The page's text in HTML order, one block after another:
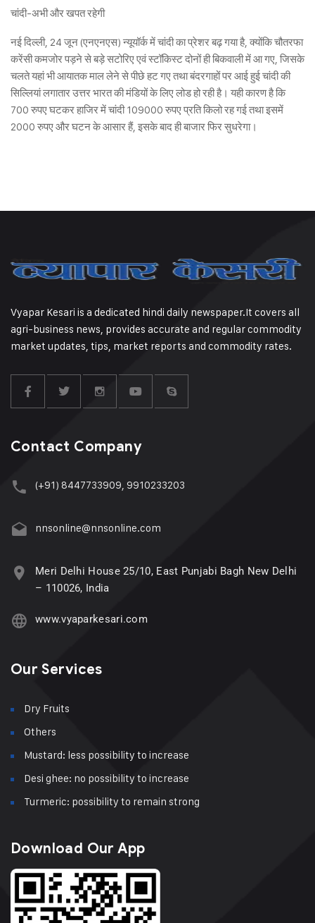
चांदी-अभी और खपत रहेगी
नई दिल्ली, 24 जून (एनएनएस) न्यूयॉर्क में चांदी का प्रेशर बढ़ गया है, क्योंकि चौतरफा
करेंसी कमजोर पड़ने से बड़े सटोरिए एवं स्टॉकिस्ट दोनों ही बिकवाली में आ गए, जिसके
चलते यहां भी आयातक माल लेने से पीछे हट गए तथा बंदरगाहों पर आई हुई चांदी की
सिल्लियां लगातार उत्तर भारत की मंडियों के लिए लोड हो रही है। यही कारण है कि
700 रुपए घटकर हाजिर में चांदी 109000 रुपए प्रति किलो रह गई तथा इसमें
2000 रुपए और घटन के आसार हैं, इसके बाद ही बाजार फिर सुधरेगा।
Vyapar Kesari is a dedicated hindi daily newspaper.It covers all
agri-business news, provides accurate and regular commodity
market updates, tips, market reports and commodity rates.
Contact Company
(+91) 8447733909, 9910233203
nnsonline@nnsonline.com
Meri Delhi House 25/10, East Punjabi Bagh New Delhi
– 110026, India
www.vyaparkesari.com
Our Services
Dry Fruits
Others
Mustard: less possibility to increase
Desi ghee: no possibility to increase
Turmeric: possibility to remain strong
Download Our App